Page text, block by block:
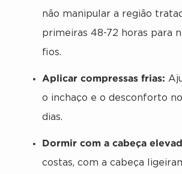
não manipular a região
primeiras 48-72 horas para
fios.
Aplicar compressas frias:
o inchaço e o desconforto
dias.
Dormir com a cabeça
costas, com a cabeça